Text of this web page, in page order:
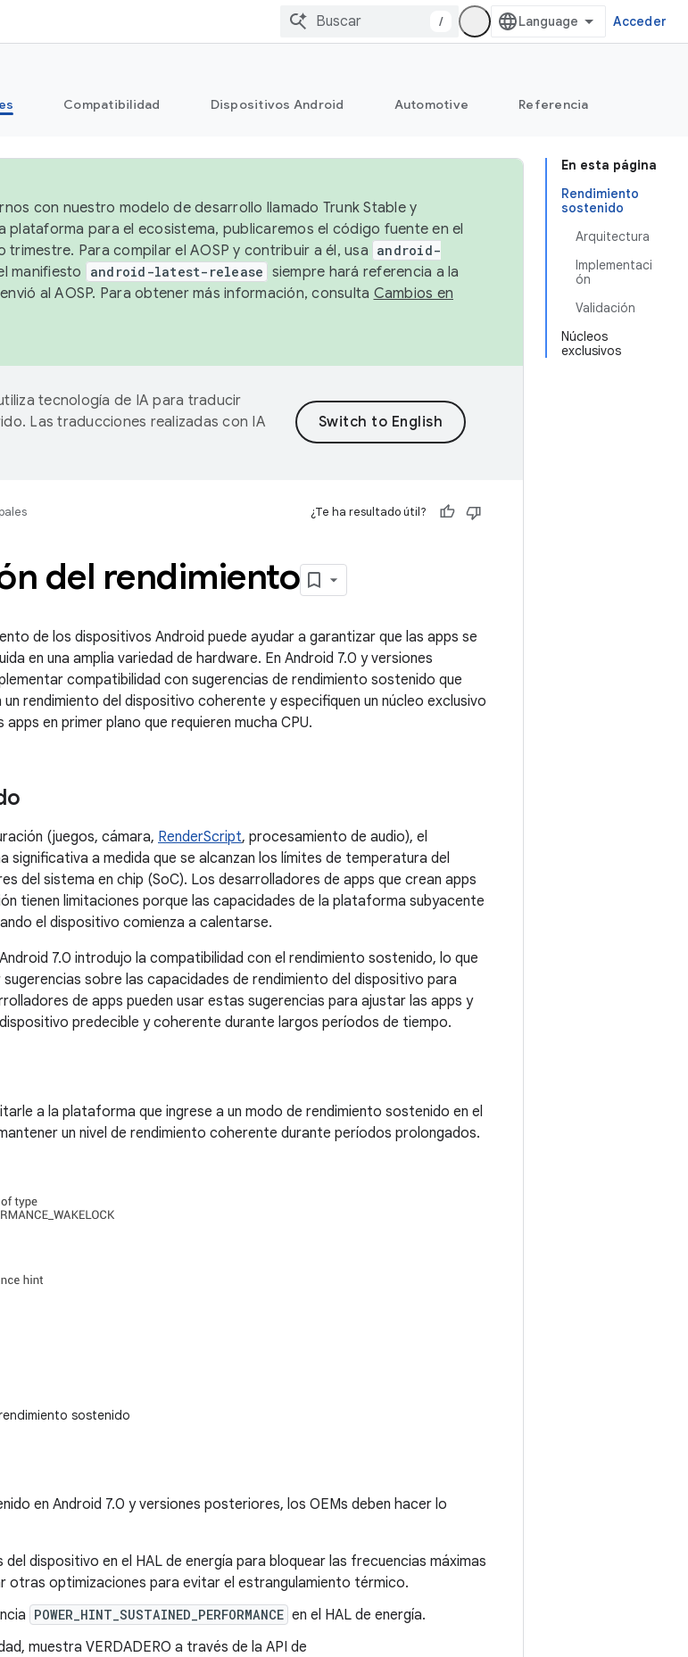
/ Acceder
Compatibilidad Dispositivos Android Automotive Referencia
En esta página
Rendimiento
sostenido
Arquitectura
Implementaci
ón
Validación
Núcleos
exclusivos
con nuestro modelo de desarrollo llamado Trunk Stable y
plataforma para el ecosistema, publicaremos el código fuente en el
trimestre. Para compilar el AOSP y contribuir a él, usa android-
manifiesto android-latest-release siempre hará referencia a la
al AOSP. Para obtener más información, consulta Cambios en
tecnología de IA para traducir
Las traducciones realizadas con IA
¿Te ha resultado útil?
del rendimiento
de los dispositivos Android puede ayudar a garantizar que las apps se
en una amplia variedad de hardware. En Android 7.0 y versiones
compatibilidad con sugerencias de rendimiento sostenido que
rendimiento del dispositivo coherente y especifiquen un núcleo exclusivo
en primer plano que requieren mucha CPU.
(juegos, cámara, RenderScript, procesamiento de audio), el
significativa a medida que se alcanzan los límites de temperatura del
del sistema en chip (SoC). Los desarrolladores de apps que crean apps
tienen limitaciones porque las capacidades de la plataforma subyacente
el dispositivo comienza a calentarse.
7.0 introdujo la compatibilidad con el rendimiento sostenido, lo que
sobre las capacidades de rendimiento del dispositivo para
de apps pueden usar estas sugerencias para ajustar las apps y
predecible y coherente durante largos períodos de tiempo.
a la plataforma que ingrese a un modo de rendimiento sostenido en el
un nivel de rendimiento coherente durante períodos prolongados.
sostenido
en Android 7.0 y versiones posteriores, los OEMs deben hacer lo
dispositivo en el HAL de energía para bloquear las frecuencias máximas
otras optimizaciones para evitar el estrangulamiento térmico.
POWER_HINT_SUSTAINED_PERFORMANCE en el HAL de energía.
muestra VERDADERO a través de la API de